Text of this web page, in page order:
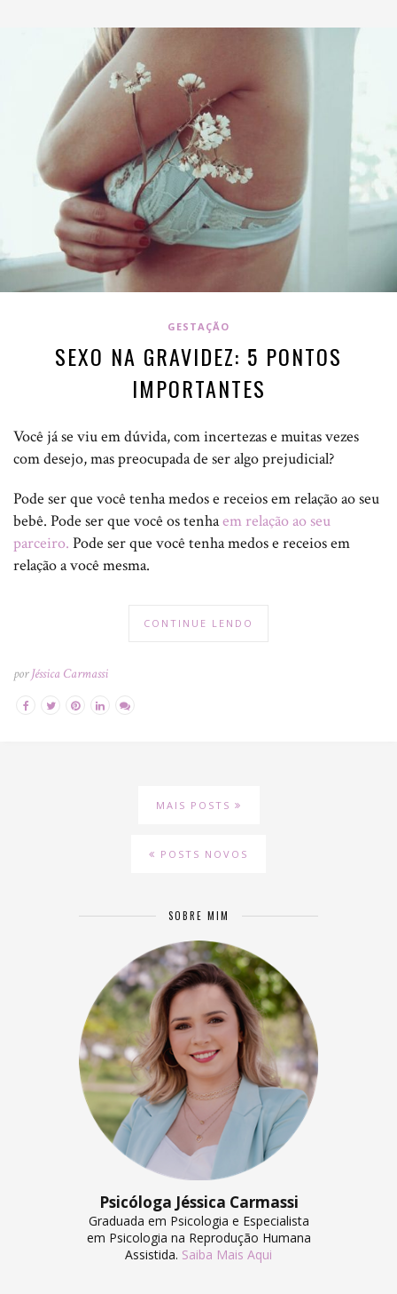
GESTAÇÃO
SEXO NA GRAVIDEZ: 5 PONTOS
IMPORTANTES
Você já se viu em dúvida, com incertezas e muitas vezes
com desejo, mas preocupada de ser algo prejudicial?
Pode ser que você tenha medos e receios em relação ao seu
bebê. Pode ser que você os tenhaem relação ao seu
parceiro. Pode ser que você tenha medos e receios em
relação a você mesma.
CONTINUE LENDO
porJéssica Carmassi
MAIS POSTS
POSTS NOVOS
SOBRE MIM
Psicóloga Jéssica Carmassi
Graduada em Psicologia e Especialista
em Psicologia na Reprodução Humana
Assistida. Saiba Mais Aqui